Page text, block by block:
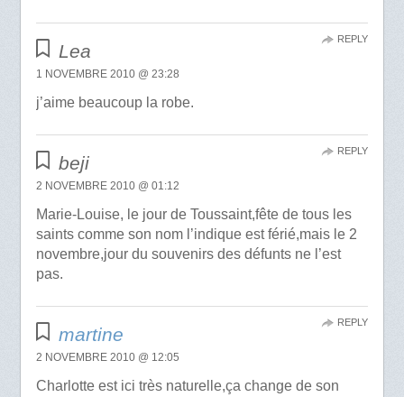
Lea
1 NOVEMBRE 2010 @ 23:28
j’aime beaucoup la robe.
REPLY
beji
2 NOVEMBRE 2010 @ 01:12
Marie-Louise, le jour de Toussaint,fête de tous les
saints comme son nom l’indique est férié,mais le 2
novembre,jour du souvenirs des défunts ne l’est
pas.
REPLY
martine
2 NOVEMBRE 2010 @ 12:05
Charlotte est ici très naturelle,ça change de son
REPLY